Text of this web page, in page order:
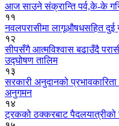
आज साउने संक्रान्ति पर्व,के-के
११
नवलपरासीमा लागूऔषधसहित
१२
सीपसँगै आत्मविश्वास बढाउँदै
उद्घोषण तालिम
१३
सरकारी अनुदानको
अनुगमन
१४
ट्रकको ठक्करबाट पैदलयात्रीको